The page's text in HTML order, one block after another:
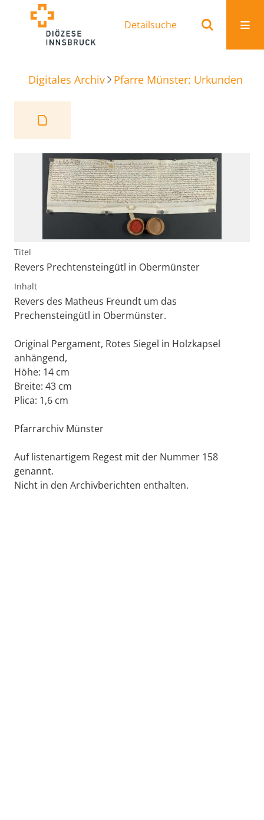
Detailsuche
Digitales Archiv Pfarre Münster: Urkunden
Titel
Revers Prechtensteingütl in Obermünster
Inhalt
Revers des Matheus Freundt um das
Prechensteingütl in Obermünster.
Original Pergament, Rotes Siegel in Holzkapsel
anhängend,
Höhe: 14 cm
Breite: 43 cm
Plica: 1,6 cm
Pfarrarchiv Münster
Auf listenartigem Regest mit der Nummer 158
genannt.
Nicht in den Archivberichten enthalten.